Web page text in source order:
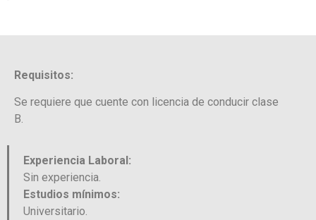
Requisitos:
Se requiere que cuente con licencia de conducir clase
B.
Experiencia Laboral:
Sin experiencia.
Estudios mínimos:
Universitario.